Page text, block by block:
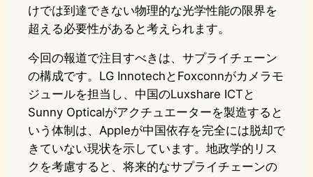
けでは到達できない物理的な光学性能の限界を
超える必要性があると考えられます。
今回の報道で注目すべきは、サプライチェーン
の構成です。LG InnotechとFoxconnがカメラモ
ジュールを担当し、中国のLuxshare ICTと
Sunny Opticalがアクチュエーターを製造すると
いう体制は、Appleが中国依存を完全には脱却で
きていない現状を示しています。地政学的リス
クを考慮すると、将来的なサプライチェーンの